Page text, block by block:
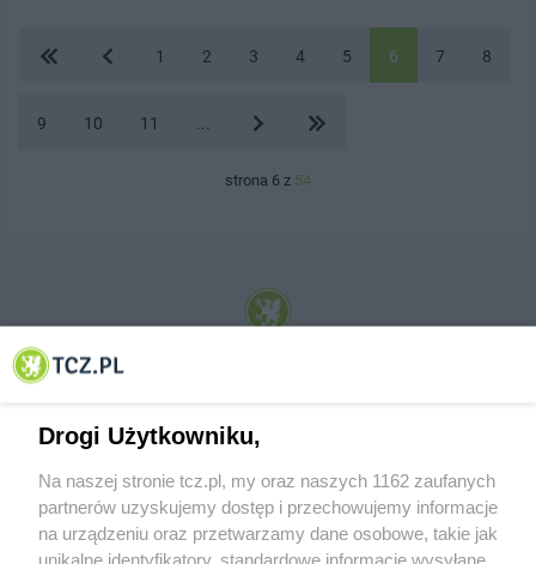
1 2 3 4 5 6 7 8
9 10 11
strona 6 z 54
© 2001-2026 Tczew - TCZ.PL Sp. z o.o. Internetowy Serwis Informacyjny Miasta
Drogi Użytkowniku,
Na naszej stronie tcz.pl, my oraz naszych 1162 zaufanych
partnerów uzyskujemy dostęp i przechowujemy informacje
na urządzeniu oraz przetwarzamy dane osobowe, takie jak
unikalne identyfikatory, standardowe informacje wysyłane